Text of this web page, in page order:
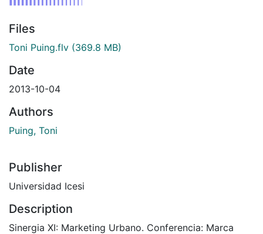
Files
Toni Puing.flv (369.8 MB)
Date
2013-10-04
Authors
Puing, Toni
Publisher
Universidad Icesi
Description
Sinergia XI: Marketing Urbano. Conferencia: Marca